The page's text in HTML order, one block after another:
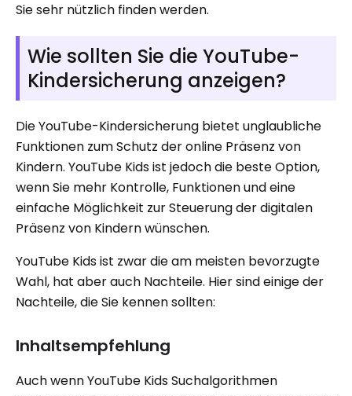
Sie sehr nützlich finden werden.
Wie sollten Sie die YouTube-
Kindersicherung anzeigen?
Die YouTube-Kindersicherung bietet unglaubliche
Funktionen zum Schutz der online Präsenz von
Kindern. YouTube Kids ist jedoch die beste Option,
wenn Sie mehr Kontrolle, Funktionen und eine
einfache Möglichkeit zur Steuerung der digitalen
Präsenz von Kindern wünschen.
YouTube Kids ist zwar die am meisten bevorzugte
Wahl, hat aber auch Nachteile. Hier sind einige der
Nachteile, die Sie kennen sollten:
Inhaltsempfehlung
Auch wenn YouTube Kids Suchalgorithmen